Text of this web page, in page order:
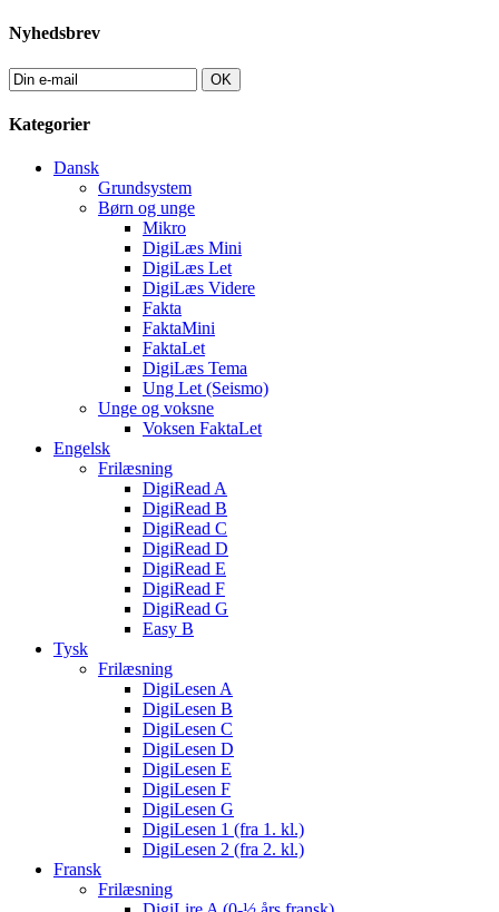
Nyhedsbrev
OK
Kategorier
Dansk
Grundsystem
Børn og unge
Mikro
DigiLæs Mini
DigiLæs Let
DigiLæs Videre
Fakta
FaktaMini
FaktaLet
DigiLæs Tema
Ung Let (Seismo)
Unge og voksne
Voksen FaktaLet
Engelsk
Frilæsning
DigiRead A
DigiRead B
DigiRead C
DigiRead D
DigiRead E
DigiRead F
DigiRead G
Easy B
Tysk
Frilæsning
DigiLesen A
DigiLesen B
DigiLesen C
DigiLesen D
DigiLesen E
DigiLesen F
DigiLesen G
DigiLesen 1 (fra 1. kl.)
DigiLesen 2 (fra 2. kl.)
Fransk
Frilæsning